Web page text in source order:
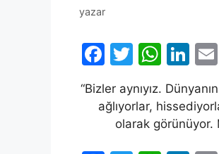
yazar
F
c
e
b
T
itt
er
W
h
at
s
A
Li
k
e
dI
“Bizler aynıyız.
ağlıyorlar,
olarak görünüyor.